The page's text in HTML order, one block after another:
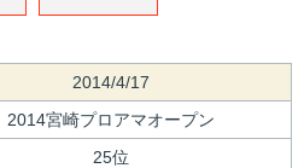
2014/4/17
2014宮崎プロアマオープン
25位